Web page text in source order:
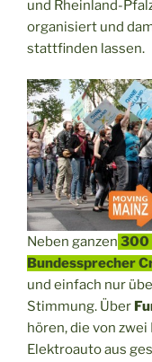
und Rheinland-
organisiert und
stattfinden lassen.
Neben ganzen 300
Bundessprecher
und einfach nur
Stimmung. Über
hören, die von
Elektroauto aus